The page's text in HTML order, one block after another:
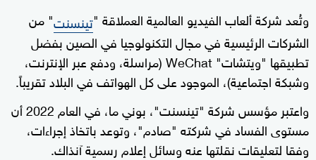
وتُعد شركة ألعاب الفيديو العالمية العملاقة "تينسنت" من
الشركات الرئيسية في مجال التكنولوجيا في الصين بفضل
تطبيقها "ويتشات" WeChat (مراسلة، ودفع عبر الإنترنت،
وشبكة اجتماعية)، الموجود على كل الهواتف في البلاد تقريباً.
واعتبر مؤسس شركة "تينسنت"، بوني ما، في العام 2022 أن
مستوى الفساد في شركته "صادم"، وتوعد باتخاذ إجراءات،
وفقا لتعليقات نقلتها عنه وسائل إعلام رسمية آنذاك.